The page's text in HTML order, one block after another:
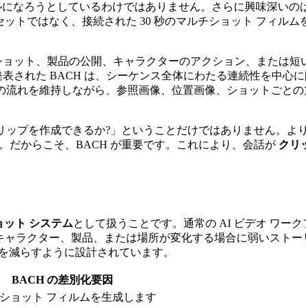
なろうとしているわけではありません。さらに興味深い
トではなく、接続された 30 秒のマルチショット フィルム
ット、製品の公開、キャラクターのアクション、または短
表された BACH は、シーケンス全体にわたる連続性を中心
れを維持しながら、参照画像、位置画像、ショットごと
プを作成できるか?」ということだけではありません。よ
だからこそ、BACH が重要です。これにより、会話が クリ
ット システムとして扱うことです。通常の AI ビデオ ワー
ラクター、製品、または場所が変化する場合に弱いスト
らすように設計されています。
BACH の差別化要因
ョット フィルムを生成します